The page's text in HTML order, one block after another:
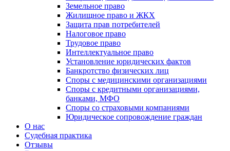
Земельное право
Жилищное право и ЖКХ
Защита прав потребителей
Налоговое право
Трудовое право
Интеллектуальное право
Установление юридических фактов
Банкротство физических лиц
Споры с медицинскими организациями
Споры с кредитными организациями,
банками, МФО
Споры со страховыми компаниями
Юридическое сопровождение граждан
О нас
Судебная практика
Отзывы